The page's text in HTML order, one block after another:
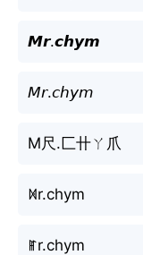
𝙈𝙧.𝙘𝙝𝙮𝙢
𝘔𝘳.𝘤𝘩𝘺𝘮
M尺.匚卄ㄚ爪
ꁒr.chym
ꂵr.chym